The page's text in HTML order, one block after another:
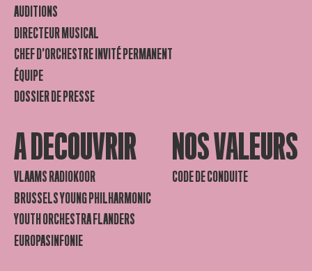
AUDITIONS
DIRECTEUR MUSICAL
CHEF D’ORCHESTRE INVITÉ PERMANENT
ÉQUIPE
DOSSIER DE PRESSE
A DECOUVRIR
VLAAMS RADIOKOOR
BRUSSELS YOUNG PHILHARMONIC
YOUTH ORCHESTRA FLANDERS
EUROPASINFONIE
NOS VALEURS
CODE DE CONDUITE